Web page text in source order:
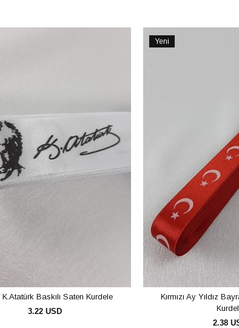
Baskılı Saten Kurdele
3.22 USD
Yeni
Kırmızı Ay Yıldız
2.38